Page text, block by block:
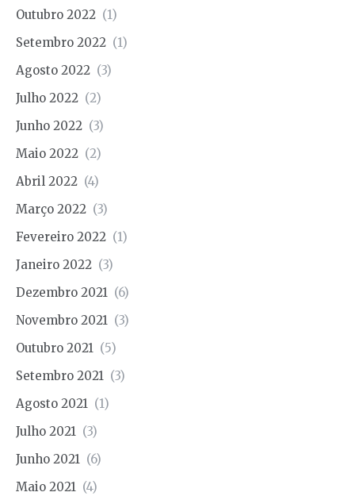
Outubro 2022 (1)
Setembro 2022 (1)
Agosto 2022 (3)
Julho 2022 (2)
Junho 2022 (3)
Maio 2022 (2)
Abril 2022 (4)
Março 2022 (3)
Fevereiro 2022 (1)
Janeiro 2022 (3)
Dezembro 2021 (6)
Novembro 2021 (3)
Outubro 2021 (5)
Setembro 2021 (3)
Agosto 2021 (1)
Julho 2021 (3)
Junho 2021 (6)
Maio 2021 (4)